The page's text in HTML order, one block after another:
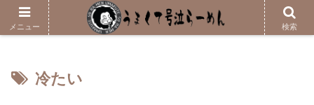
メニューはこちら
冷たい
メニュー 検索